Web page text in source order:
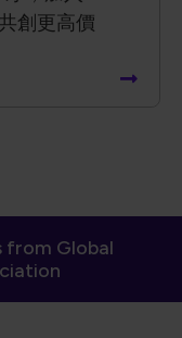
創更高價
from Global